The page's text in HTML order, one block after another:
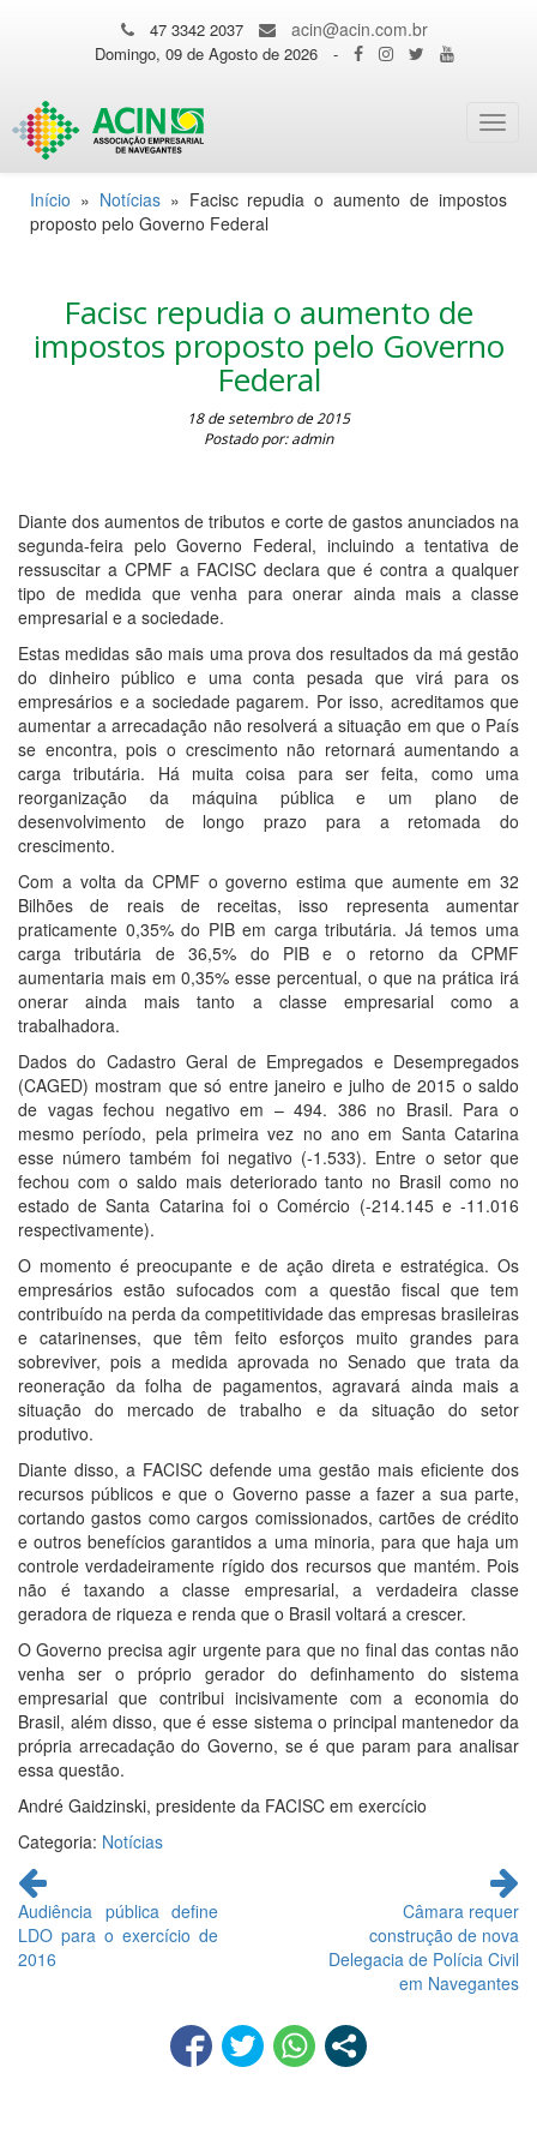
47 3342 2037 acin@acin.com.br
Domingo, 09 de Agosto de 2026 -
Início » Notícias» Facisc repudia o aumento de impostos
proposto pelo Governo Federal
Facisc repudia o aumento de
impostos proposto pelo Governo
Federal
18 de setembro de 2015
Postado por: admin
Diante dos aumentos de tributos e corte de gastos anunciados na
segunda-feira pelo Governo Federal, incluindo a tentativa de
ressuscitar a CPMF a FACISC declara que é contra a qualquer
tipo de medida que venha para onerar ainda mais a classe
empresarial e a sociedade.
Estas medidas são mais uma prova dos resultados da má gestão
do dinheiro público e uma conta pesada que virá para os
empresários e a sociedade pagarem. Por isso, acreditamos que
aumentar a arrecadação não resolverá a situação em que o País
se encontra, pois o crescimento não retornará aumentando a
carga tributária. Há muita coisa para ser feita, como uma
reorganização da máquina pública e um plano de
desenvolvimento de longo prazo para a retomada do
crescimento.
Com a volta da CPMF o governo estima que aumente em 32
Bilhões de reais de receitas, isso representa aumentar
praticamente 0,35% do PIB em carga tributária. Já temos uma
carga tributária de 36,5% do PIB e o retorno da CPMF
aumentaria mais em 0,35% esse percentual, o que na prática irá
onerar ainda mais tanto a classe empresarial como a
trabalhadora.
Dados do Cadastro Geral de Empregados e Desempregados
(CAGED) mostram que só entre janeiro e julho de 2015 o saldo
de vagas fechou negativo em – 494. 386 no Brasil. Para o
mesmo período, pela primeira vez no ano em Santa Catarina
esse número também foi negativo (-1.533). Entre o setor que
fechou com o saldo mais deteriorado tanto no Brasil como no
estado de Santa Catarina foi o Comércio (-214.145 e -11.016
respectivamente).
O momento é preocupante e de ação direta e estratégica. Os
empresários estão sufocados com a questão fiscal que tem
contribuído na perda da competitividade das empresas brasileiras
e catarinenses, que têm feito esforços muito grandes para
sobreviver, pois a medida aprovada no Senado que trata da
reoneração da folha de pagamentos, agravará ainda mais a
situação do mercado de trabalho e da situação do setor
produtivo.
Diante disso, a FACISC defende uma gestão mais eficiente dos
recursos públicos e que o Governo passe a fazer a sua parte,
cortando gastos como cargos comissionados, cartões de crédito
e outros benefícios garantidos a uma minoria, para que haja um
controle verdadeiramente rígido dos recursos que mantém. Pois
não é taxando a classe empresarial, a verdadeira classe
geradora de riqueza e renda que o Brasil voltará a crescer.
O Governo precisa agir urgente para que no final das contas não
venha ser o próprio gerador do definhamento do sistema
empresarial que contribui incisivamente com a economia do
Brasil, além disso, que é esse sistema o principal mantenedor da
própria arrecadação do Governo, se é que param para analisar
essa questão.
André Gaidzinski, presidente da FACISC em exercício
Categoria: Notícias
Continue
lendo
Audiência pública define
LDO para o exercício de
2016
Câmara requer
construção de nova
Delegacia de Polícia Civil
em Navegantes